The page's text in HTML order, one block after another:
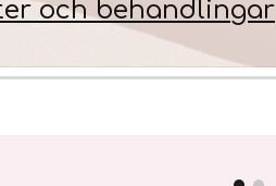
och behandlingar